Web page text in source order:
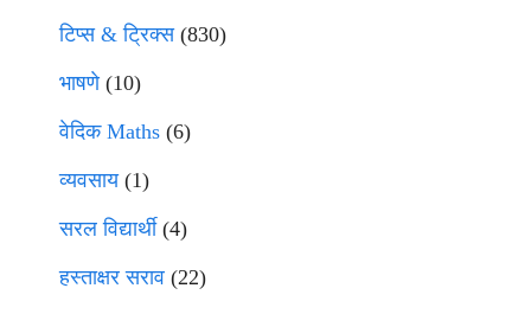
टिप्स & ट्रिक्स(830)
भाषणे(10)
वेदिक Maths (6)
व्यवसाय(1)
सरल विद्यार्थी(4)
हस्ताक्षर सराव (22)